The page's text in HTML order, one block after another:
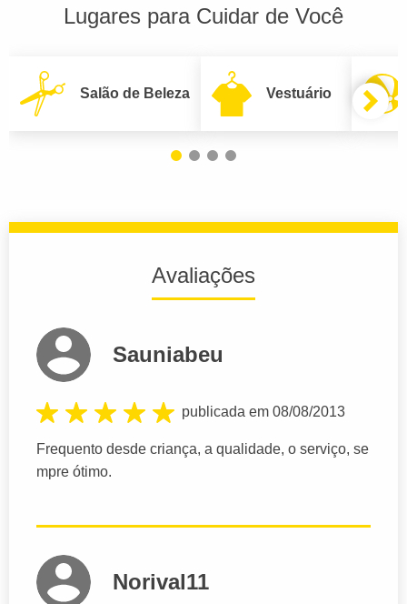
Lugares para Cuidar de Você
Salão de Beleza Vestuário
Avaliações
Sauniabeu
publicada em 08/08/2013
Frequento desde criança, a qualidade, o serviço, se
mpre ótimo.
Norival11